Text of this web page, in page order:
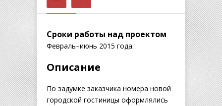
Сроки работы над проектом
Февраль–июнь 2015 года.
Описание
По задумке заказчика номера новой
городской гостиницы оформлялись